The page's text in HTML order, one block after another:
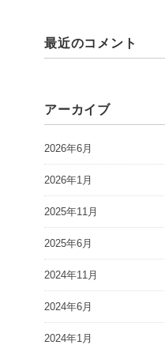
最近のコメント
アーカイブ
2026年6月
2026年1月
2025年11月
2025年6月
2024年11月
2024年6月
2024年1月